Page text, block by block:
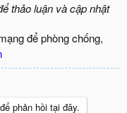
thảo luận và cập nhật
để phòng chống,
phản hồi tại đây.